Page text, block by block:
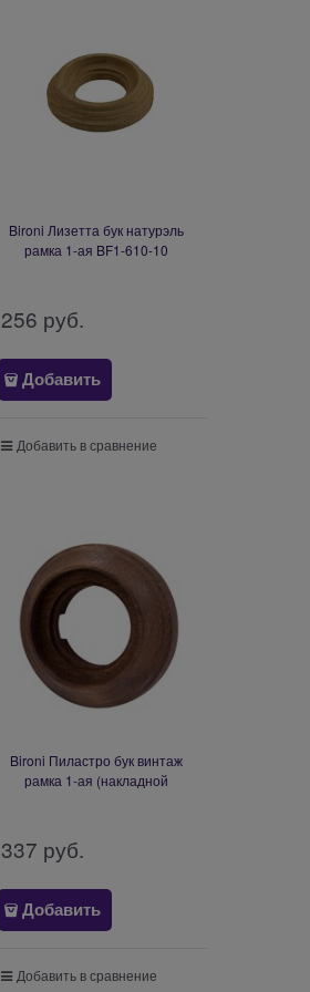
Bironi Лизетта бук натурэль
рамка 1-ая BF1-610-10
256 руб.
Добавить
Добавить в сравнение
Bironi Пиластро бук винтаж
рамка 1-ая (накладной
337 руб.
Добавить
Добавить в сравнение